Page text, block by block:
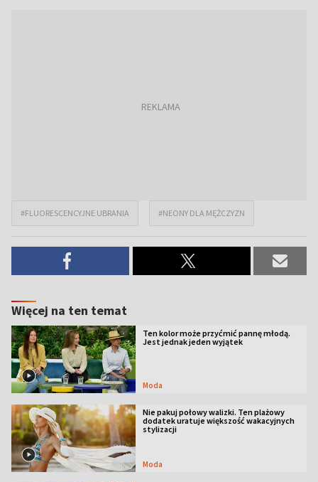
#FLUORESCENCYJNE UBRANIA #NEONY DLA MĘŻCZYZN
Więcej na ten temat
Ten kolor może przyćmić pannę młodą.
Jest jednak jeden wyjątek
Moda
Nie pakuj połowy walizki. Ten plażowy
dodatek uratuje większość wakacyjnych
stylizacji
Moda